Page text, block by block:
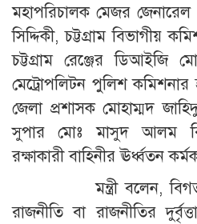
মহাপরিচালক মেজর
সিদ্দিকী, চট্টগ্রাম বিভাগীয়
চট্টগ্রাম রেঞ্জের ডিআইজি
মেট্রোপলিটন পুলিশ
জেলা প্রশাসক মোহাম্মদ
সুপার মোঃ মাসুদ আলম
রক্ষাকারী বাহিনীর ঊর্ধ্বতন
মন্ত্রী বলেন, বিগত ১৭
রাজনীতি বা রাজনীতির